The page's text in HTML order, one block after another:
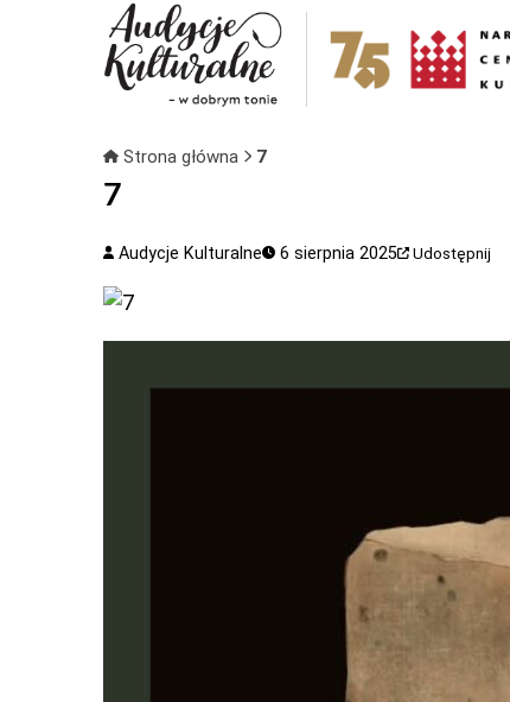
Strona główna 7
7
Audycje Kulturalne 6 sierpnia 2025 Udostępnij